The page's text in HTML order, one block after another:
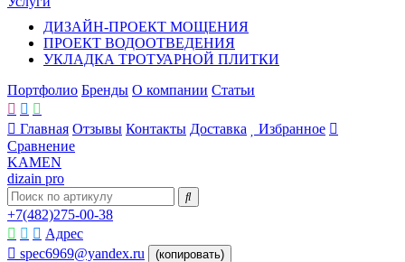
ДИЗАЙН-ПРОЕКТ МОЩЕНИЯ
ПРОЕКТ ВОДООТВЕДЕНИЯ
УКЛАДКА ТРОТУАРНОЙ ПЛИТКИ
Портфолио Бренды О компании Статьи
Главная Отзывы Контакты Доставка
Избранное
Сравнение
KAMEN
dizain pro
+7(482)275-00-38
Адрес
spec6969@yandex.ru
(копировать)